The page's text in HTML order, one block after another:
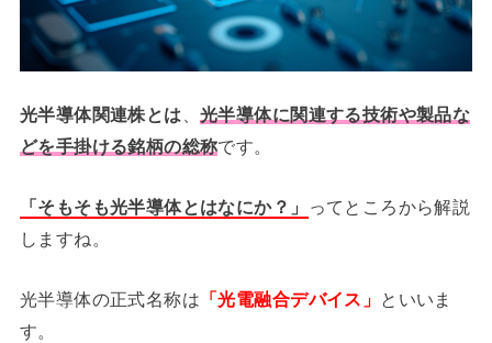
光半導体関連株とは 、光半導体に関連する技術や製品な
どを手掛ける銘柄の総称です。
「そもそも光半導体とはなにか？」
ってところから解説
しますね。
光半導体の正式名称は 「光電融合デバイス」 といいま
す。